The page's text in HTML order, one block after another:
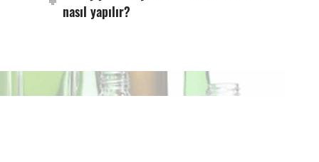
Sarkaçlı Darbe
Dayanımı Test
nasıl yapılır?